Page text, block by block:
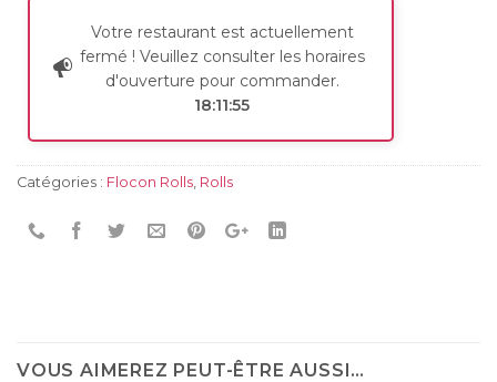
Votre restaurant est actuellement
fermé ! Veuillez consulter les horaires
d'ouverture pour commander.
18:11:55
Catégories : Flocon Rolls Rolls
VOUS AIMEREZ PEUT-ÊTRE AUSSI…